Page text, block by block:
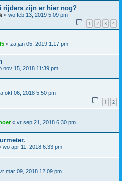
rijders zijn er hier nog?
« wo feb 13, 2019 5:09 pm
1 2 3 4
« za jan 05, 2019 1:17 pm
nov 15, 2018 11:39 pm
okt 06, 2018 5:50 pm
1 2
« vr sep 21, 2018 6:30 pm
wo apr 11, 2018 6:33 pm
vr mar 09, 2018 12:09 pm